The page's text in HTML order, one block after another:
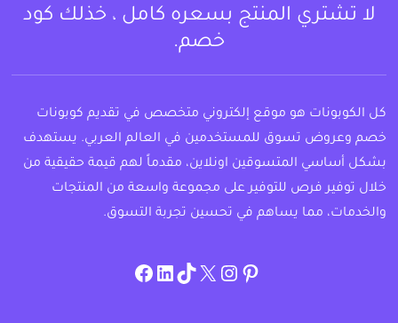
لا تشتري المنتج بسعره كامل ، خذلك كود
خصم.
كل الكوبونات هو موقع إلكتروني متخصص في تقديم كوبونات
خصم وعروض تسوق للمستخدمين في العالم العربي. يستهدف
بشكل أساسي المتسوقين اونلاين، مقدماً لهم قيمة حقيقية من
خلال توفير فرص للتوفير على مجموعة واسعة من المنتجات
والخدمات، مما يساهم في تحسين تجربة التسوق.
pinterest
allcouponat
twitter
TikTok
linkedin
facebook